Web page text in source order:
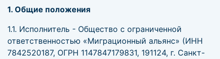
1. Общие положения
1.1. Исполнитель - Общество с ограниченной
ответственностью «Миграционный альянс» (ИНН
7842520187, ОГРН 1147847179831, 191124, г. Санкт-